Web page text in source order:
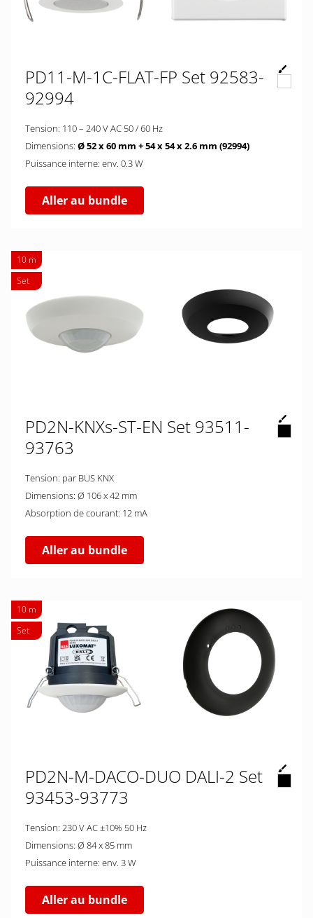
PD11-M-1C-FLAT-FP Set 92583-
92994
Tension: 110 – 240 V AC 50 / 60 Hz
Dimensions: Ø 52 x 60 mm + 54 x 54 x 2.6 mm (92994)
Puissance interne: env. 0.3 W
Aller au bundle
10 m
Set
PD2N-KNXs-ST-EN Set 93511-
93763
Tension: par BUS KNX
Dimensions: Ø 106 x 42 mm
Absorption de courant: 12 mA
Aller au bundle
10 m
Set
PD2N-M-DACO-DUO DALI-2 Set
93453-93773
Tension: 230 V AC ±10% 50 Hz
Dimensions: Ø 84 x 85 mm
Puissance interne: env. 3 W
Aller au bundle